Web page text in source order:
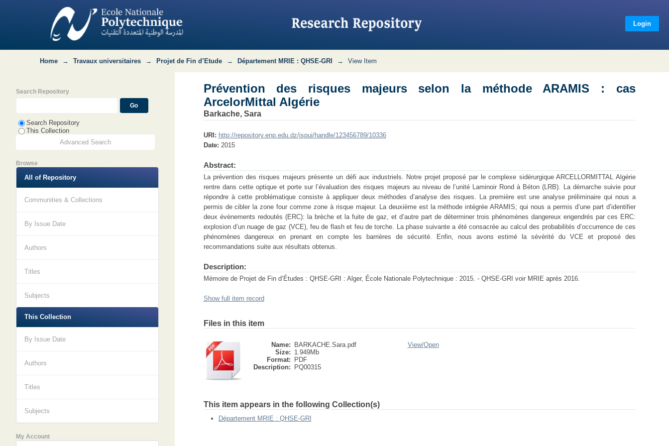
Prévention des risques majeurs selon la méthode ARAMIS : cas ArcelorMittal Algérie
Login
Home → Travaux universitaires → Projet de Fin d’Etude → Département MRIE : QHSE-GRI → View Item
Prévention des risques majeurs selon la méthode ARAMIS : cas
ArcelorMittal Algérie
Barkache, Sara
URI: http://repository.enp.edu.dz/jspui/handle/123456789/10336
Date: 2015
Abstract:
La prévention des risques majeurs présente un défi aux industriels. Notre projet proposé par le complexe sidérurgique ARCELLORMITTAL Algérie
rentre dans cette optique et porte sur l’évaluation des risques majeurs au niveau de l’unité Laminoir Rond à Béton (LRB). La démarche suivie pour
répondre à cette problématique consiste à appliquer deux méthodes d’analyse des risques. La première est une analyse préliminaire qui nous a
permis de cibler la zone four comme zone à risque majeur. La deuxième est la méthode intégrée ARAMIS; qui nous a permis d’une part d’identifier
deux évènements redoutés (ERC): la brèche et la fuite de gaz, et d’autre part de déterminer trois phénomènes dangereux engendrés par ces ERC:
explosion d’un nuage de gaz (VCE), feu de flash et feu de torche. La phase suivante a été consacrée au calcul des probabilités d’occurrence de ces
phénomènes dangereux en prenant en compte les barrières de sécurité. Enfin, nous avons estimé la sévérité du VCE et proposé des
recommandations suite aux résultats obtenus.
Description:
Mémoire de Projet de Fin d’Études : QHSE-GRI : Alger, École Nationale Polytechnique : 2015. - QHSE-GRI voir MRIE après 2016.
Show full item record
Files in this item
Name:
BARKACHE.Sara.pdf
Size: 1.949Mb
Format:
PDF
Description:
PQ00315
View/Open
This item appears in the following Collection(s)
Département MRIE : QHSE-GRI
Search Repository
Search Repository
This Collection
Advanced Search
Browse
All of Repository
Communities & Collections
By Issue Date
Authors
Titles
Subjects
This Collection
By Issue Date
Authors
Titles
Subjects
My Account